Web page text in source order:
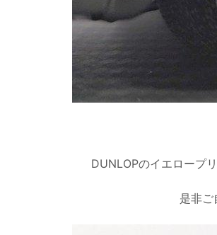
DUNLOPのイエロープ
是非ご